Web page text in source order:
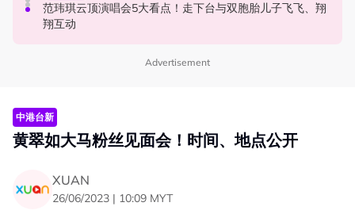
BLACKPINK十周年活动被批太仓促！Jisoo罕见哭泣 当众
落泪道歉！
范玮琪云顶演唱会5大看点！走下台与双胞胎儿子飞飞、翔
翔互动
范玮琪云顶开唱哽咽了！感性告白大马粉丝：我想继续唱
下去
Advertisement
中港台新
黄翠如大马粉丝见面会！时间、地点公开
XUAN
26/06/2023 | 10:09 MYT